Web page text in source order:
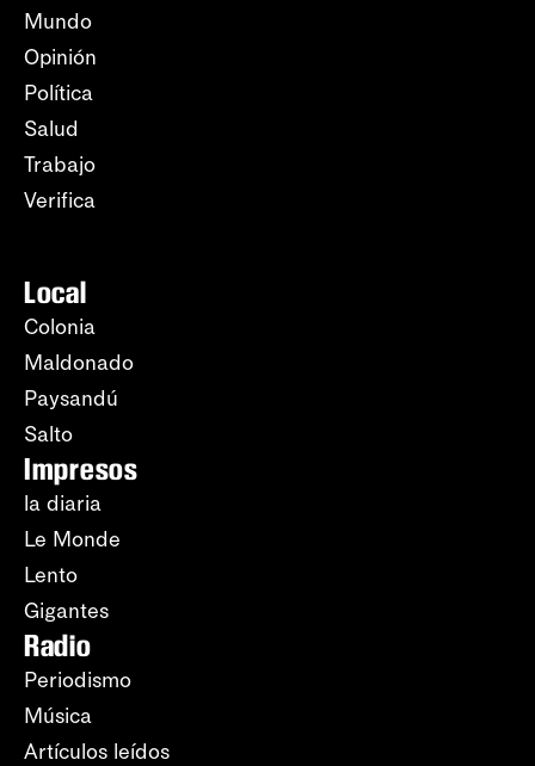
Mundo
Opinión
Política
Salud
Trabajo
Verifica
Local
Colonia
Maldonado
Paysandú
Salto
Impresos
la diaria
Le Monde
Lento
Gigantes
Radio
Periodismo
Música
Artículos leídos